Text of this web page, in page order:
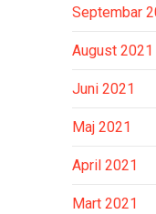
Septembar
August 2021
Juni 2021
Maj 2021
April 2021
Mart 2021